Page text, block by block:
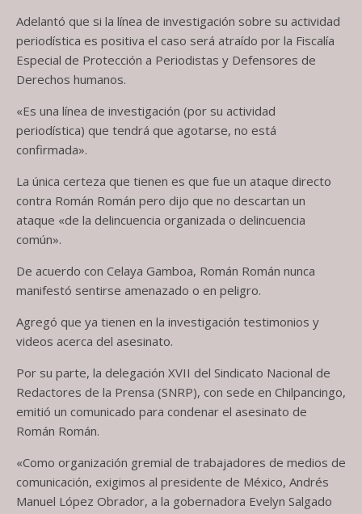
Adelantó que si la línea de investigación sobre su actividad
periodística es positiva el caso será atraído por la Fiscalía
Especial de Protección a Periodistas y Defensores de
Derechos humanos.
«Es una línea de investigación (por su actividad
periodística) que tendrá que agotarse, no está
confirmada».
La única certeza que tienen es que fue un ataque directo
contra Román Román pero dijo que no descartan un
ataque «de la delincuencia organizada o delincuencia
común».
De acuerdo con Celaya Gamboa, Román Román nunca
manifestó sentirse amenazado o en peligro.
Agregó que ya tienen en la investigación testimonios y
videos acerca del asesinato.
Por su parte, la delegación XVII del Sindicato Nacional de
Redactores de la Prensa (SNRP), con sede en Chilpancingo,
emitió un comunicado para condenar el asesinato de
Román Román.
«Como organización gremial de trabajadores de medios de
comunicación, exigimos al presidente de México, Andrés
Manuel López Obrador, a la gobernadora Evelyn Salgado